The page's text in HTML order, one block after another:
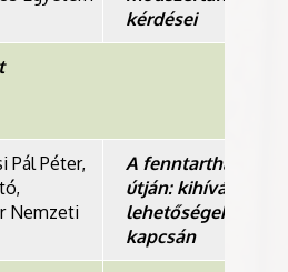
kérdései
Pál Péter,
Nemzeti
A fenntarthatóság
útján: kihívások és
lehetőségek az
kapcsán